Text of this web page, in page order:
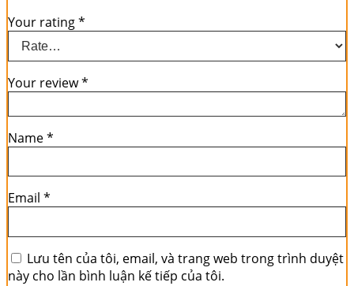
Your rating*
Your review*
Name*
Email *
Lưu tên của tôi, email, và trang web trong trình duyệt
này cho lần bình luận kế tiếp của tôi.